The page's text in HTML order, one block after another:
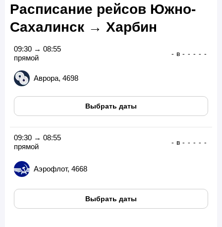
Расписание рейсов Южно-
Сахалинск → Харбин
09:30 → 08:55
прямой
Аврора, 4698
- в - - - - -
Выбрать даты
09:30 → 08:55
прямой
Аэрофлот, 4668
- в - - - - -
Выбрать даты